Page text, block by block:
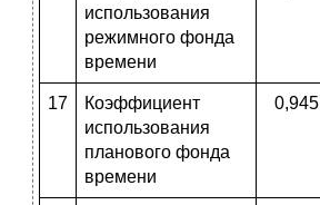
использования
режимного фонда
времени
17
Коэффициент
использования
планового фонда
времени
0,945